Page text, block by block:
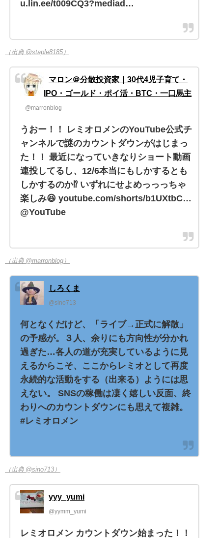
u.lin.ee/t009CQ3?mediad…
（出典 @staple8185）
マロン＠分散投資家｜30代4児子育て・
IPO・ゴールド・ポイ活・BTC・一口馬主
@marronblog
うおー！！ レミオロメンのYouTube公式チ
ャンネルで謎のカウントダウンがはじまっ
た！！ 最近になっていきなりショート動画
連投してるし、12/6本当にもしかするとも
しかするのか⁉︎ いずれにせよめっっっちゃ
楽しみ😆 youtube.com/shorts/b1UXtbC…
@YouTube
（出典 @marronblog）
しろくま
@sino713
何となくだけど、「ライブ→正式に解散」
の予感が。３人、余りにも方向性が分かれ
過ぎた…各人の道が充実しているように見
えるからこそ、ここからレミオとして再度
永続的な活動をする（出来る）ようには思
えない。 SNSの稼働は凄く嬉しい反面、終
わりへのカウントダウンにも思えて複雑。
#レミオロメン
（出典 @sino713）
yyy_yumi
@yymm_yumi
レミオロメン カウントダウン始まった！！